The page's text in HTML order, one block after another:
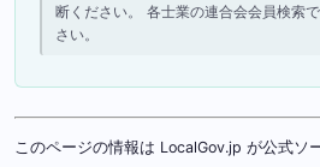
断ください。 各士業の連合会会員検索
さい。
このページの情報は LocalGov.jp が公式ソ